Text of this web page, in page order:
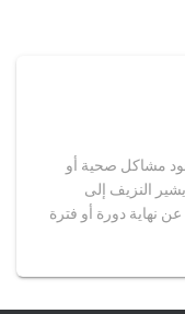
مشاكل صحية أو
النزيف إلى
نهاية دورة أو فترة